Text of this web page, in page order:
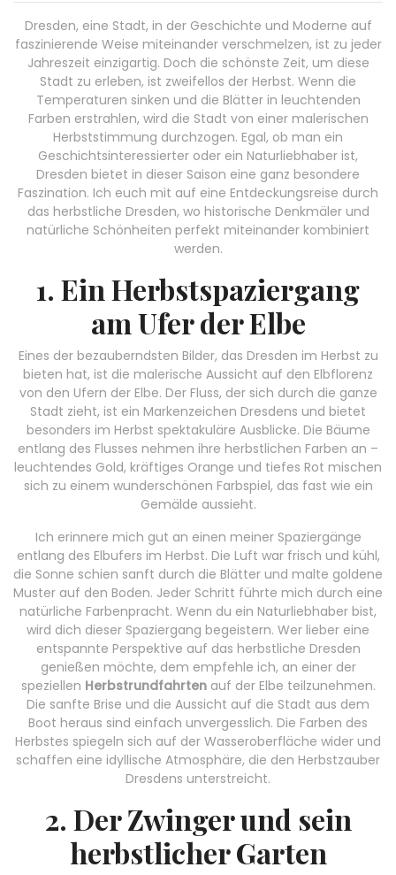
Dresden, eine Stadt, in der Geschichte und Moderne auf
faszinierende Weise miteinander verschmelzen, ist zu jeder
Jahreszeit einzigartig. Doch die schönste Zeit, um diese
Stadt zu erleben, ist zweifellos der Herbst. Wenn die
Temperaturen sinken und die Blätter in leuchtenden
Farben erstrahlen, wird die Stadt von einer malerischen
Herbststimmung durchzogen. Egal, ob man ein
Geschichtsinteressierter oder ein Naturliebhaber ist,
Dresden bietet in dieser Saison eine ganz besondere
Faszination. Ich euch mit auf eine Entdeckungsreise durch
das herbstliche Dresden, wo historische Denkmäler und
natürliche Schönheiten perfekt miteinander kombiniert
werden.
1. Ein Herbstspaziergang
am Ufer der Elbe
Eines der bezauberndsten Bilder, das Dresden im Herbst zu
bieten hat, ist die malerische Aussicht auf den Elbflorenz
von den Ufern der Elbe. Der Fluss, der sich durch die ganze
Stadt zieht, ist ein Markenzeichen Dresdens und bietet
besonders im Herbst spektakuläre Ausblicke. Die Bäume
entlang des Flusses nehmen ihre herbstlichen Farben an –
leuchtendes Gold, kräftiges Orange und tiefes Rot mischen
sich zu einem wunderschönen Farbspiel, das fast wie ein
Gemälde aussieht.
Ich erinnere mich gut an einen meiner Spaziergänge
entlang des Elbufers im Herbst. Die Luft war frisch und kühl,
die Sonne schien sanft durch die Blätter und malte goldene
Muster auf den Boden. Jeder Schritt führte mich durch eine
natürliche Farbenpracht. Wenn du ein Naturliebhaber bist,
wird dich dieser Spaziergang begeistern. Wer lieber eine
entspannte Perspektive auf das herbstliche Dresden
genießen möchte, dem empfehle ich, an einer der
speziellen Herbstrundfahrtenauf der Elbe teilzunehmen.
Die sanfte Brise und die Aussicht auf die Stadt aus dem
Boot heraus sind einfach unvergesslich. Die Farben des
Herbstes spiegeln sich auf der Wasseroberfläche wider und
schaffen eine idyllische Atmosphäre, die den Herbstzauber
Dresdens unterstreicht.
2. Der Zwinger und sein
herbstlicher Garten